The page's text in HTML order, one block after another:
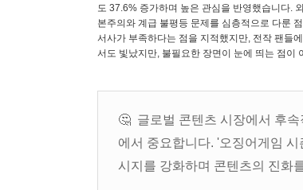
도 37.6% 증가하며 높은 관심을 반영했습니다.
본주의와 계급 불평등 문제를 심층적으로 다룬
서사가 부족하다는 점을 지적했지만, 전작 팬들
서도 빛났지만, 불필요한 장면이 눈에 띄는 점이
🤔 글로벌 콘텐츠 시장에서 후
에서 중요합니다. '오징어게임
시지를 강화하며 콘텐츠의 진화